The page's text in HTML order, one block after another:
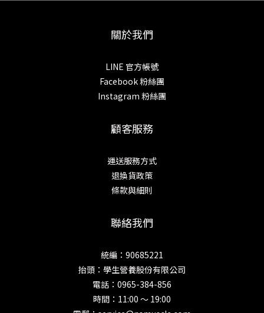
關於我們
LINE 官方帳號
Facebook 粉絲團
Instagram 粉絲團
顧客服務
運送服務方式
退換貨政策
條款與細則
聯絡我們
統編：90685221
抬頭：學生營養股份有限公司
電話：0965-384-856
時間：11:00 ～ 19:00